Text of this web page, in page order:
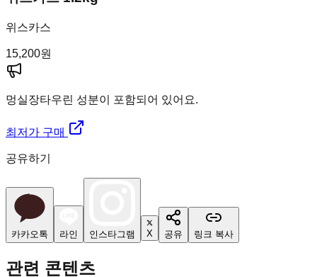
위스카스
15,200원
멍실장타우린 성분이 포함되어 있어요.
최저가 구매
공유하기
카카오톡 라인 인스타그램 X 공유 링크 복사
관련 콘텐츠